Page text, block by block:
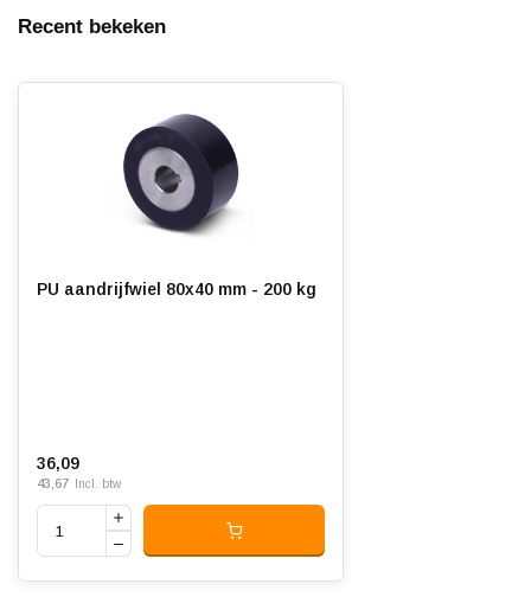
Recent bekeken
PU aandrijfwiel 80x40 mm - 200 kg
36,09
43,67 Incl. btw